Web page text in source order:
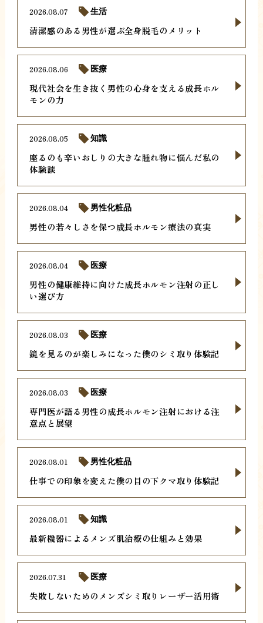
清潔感のある男性が選ぶ全身脱毛のメリット
2026.08.07 生活
現代社会を生き抜く男性の心身を支える成長ホル
モンの力
2026.08.06 医療
座るのも辛いおしりの大きな腫れ物に悩んだ私の
体験談
2026.08.05 知識
男性の若々しさを保つ成長ホルモン療法の真実
2026.08.04 男性化粧品
男性の健康維持に向けた成長ホルモン注射の正し
い選び方
2026.08.04 医療
鏡を見るのが楽しみになった僕のシミ取り体験記
2026.08.03 医療
専門医が語る男性の成長ホルモン注射における注
意点と展望
2026.08.03 医療
仕事での印象を変えた僕の目の下クマ取り体験記
2026.08.01 男性化粧品
最新機器によるメンズ肌治療の仕組みと効果
2026.08.01 知識
失敗しないためのメンズシミ取りレーザー活用術
2026.07.31 医療